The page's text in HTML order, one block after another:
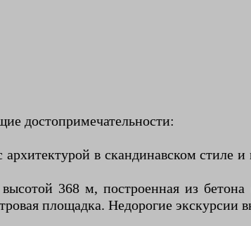
достопримечательности:
в скандинавском стиле
368 м, построенная из
площадка. Недорогие экскурсии